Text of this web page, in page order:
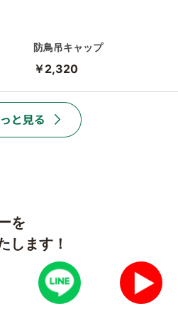
防鳥吊キャップ
￥2,320
を
します！